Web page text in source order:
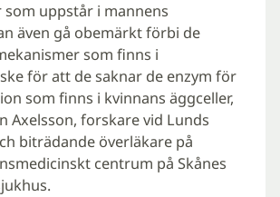
uppstår i mannens
även gå obemärkt förbi de
som finns i
för att de saknar de enzym för
som finns i kvinnans äggceller,
Axelsson, forskare vid Lunds
biträdande överläkare på
centrum på Skånes